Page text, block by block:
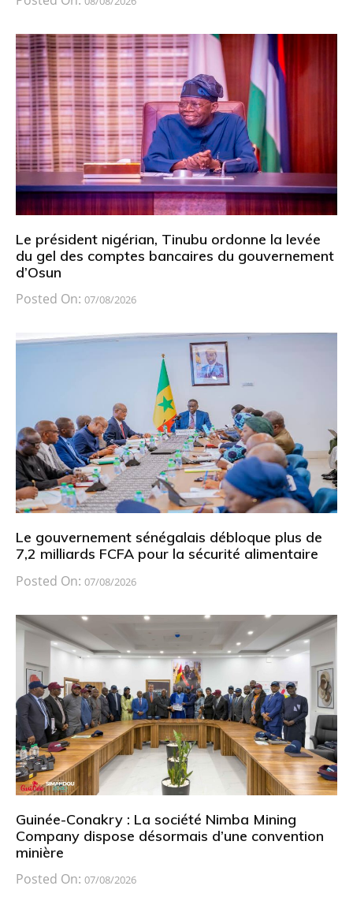
Le président nigérian, Tinubu ordonne la levée
du gel des comptes bancaires du gouvernement
d’Osun
Posted On: 07/08/2026
Le gouvernement sénégalais débloque plus de
7,2 milliards FCFA pour la sécurité alimentaire
Posted On: 07/08/2026
Guinée-Conakry : La société Nimba Mining
Company dispose désormais d’une convention
minière
Posted On: 07/08/2026